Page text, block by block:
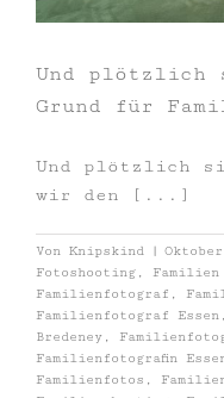
Und plötzlich
Grund für
Und plötzlich
wir den [...]
Von Knipskind |
Fotoshooting , Familien
Familienfotograf ,
Familienfotograf Essen
Bredeney ,
Familienfotografin
Familienfotos ,